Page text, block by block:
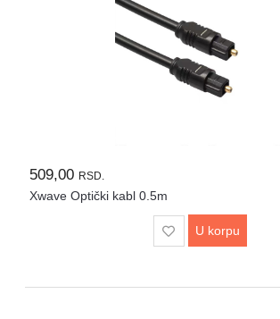
509,00 RSD.
Xwave Optički kabl 0.5m
U korpu